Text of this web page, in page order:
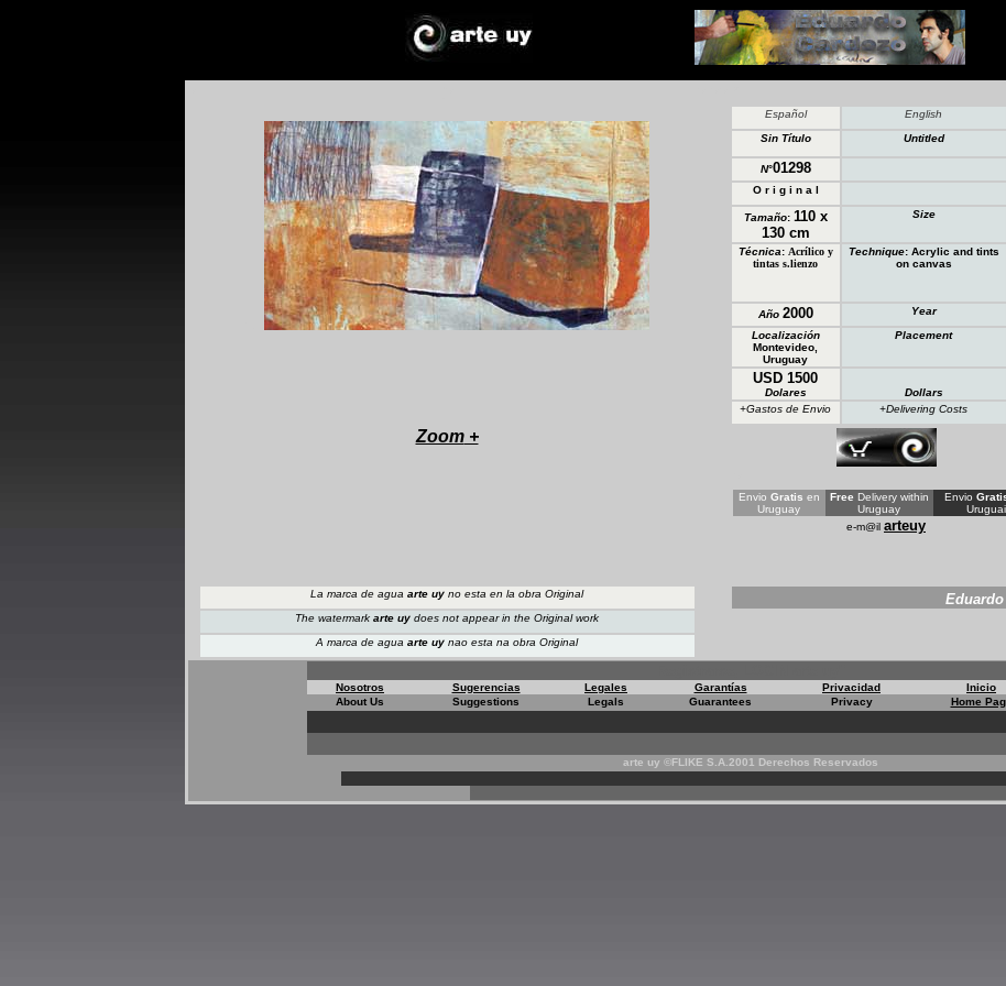
Español English
Sin Título
Untitled
N°01298
O r i g i n a l
Tamaño: 110 x
130 cm
Size
Técnica: Acrílico y
tintas s.lienzo
Technique: Acrylic and tints
on canvas
Año 2000 Year
Localización
Montevideo,
Uruguay
Placement
USD 1500
Dolares Dollars
+Gastos de Envio
+Delivering Costs
Zoom+
Envio Gratis en
Uruguay
Free Delivery within
Uruguay
Envio
Uruguai
e-m@il arteuy
La marca de agua arte uy no esta en la obra Original Eduardo
The watermark arte uy does not appearin the Original work
A marca de agua arte uy nao esta na obra Original
Nosotros Sugerencias Legales Garantías Privacidad Inicio
About Us
Suggestions Legals Guarantees Privacy Home
arte uy ©FLIKE S.A.2001 Derechos Reservados